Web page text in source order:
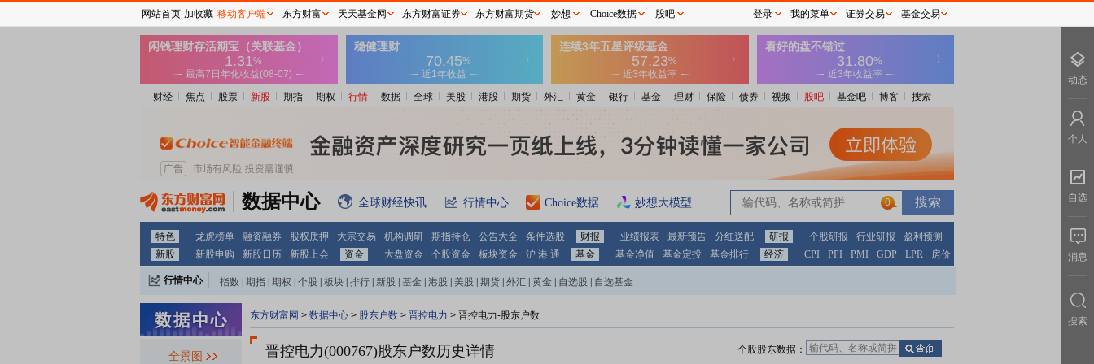
财经 焦点 股票 新股 期指 期权 行情 数据 全球 美股 港股 期货 外汇 黄金 银行 基金 理财 保险 债券 视频 股吧 基金吧 博客 搜索
数据中心 全球财经快讯 行情中心 Choice数据 妙想大模型 0
特色 龙虎榜单 融资融券 股权质押 大宗交易 机构调研 期指持仓 公告大全 条件选股 财报 业绩报表 最新预告 分红送配 研报 个股研报 行业研报
盈利预测
新股
新股申购 新股日历 新股上会 资金 大盘资金 个股资金 板块资金 沪 港 通 基金 基金净值 基金定投 基金排行 经济 CPI PPI PMI GDP LPR 房价
行情中心 指数 期指 期权 个股 板块 排行 新股 基金 港股 美股 期货 外汇 黄金 自选股 自选基金
全景图
东方财富网 > 数据中心 > 股东户数 > 晋控电力 > 晋控电力-股东户数
晋控电力(000767)股东户数历史详情 个股股东数据：
网站首页 加收藏 移动客户端 东方财富 天天基金网 东方财富证券 东方财富期货 妙想 Choice数据 股吧 登录 我的菜单 证券交易 基金交易
动态
个人
自选
消息
搜索